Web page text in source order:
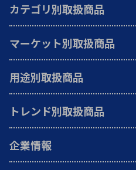
カテゴリ別取扱商品
マーケット別取扱商品
用途別取扱商品
トレンド別取扱商品
企業情報